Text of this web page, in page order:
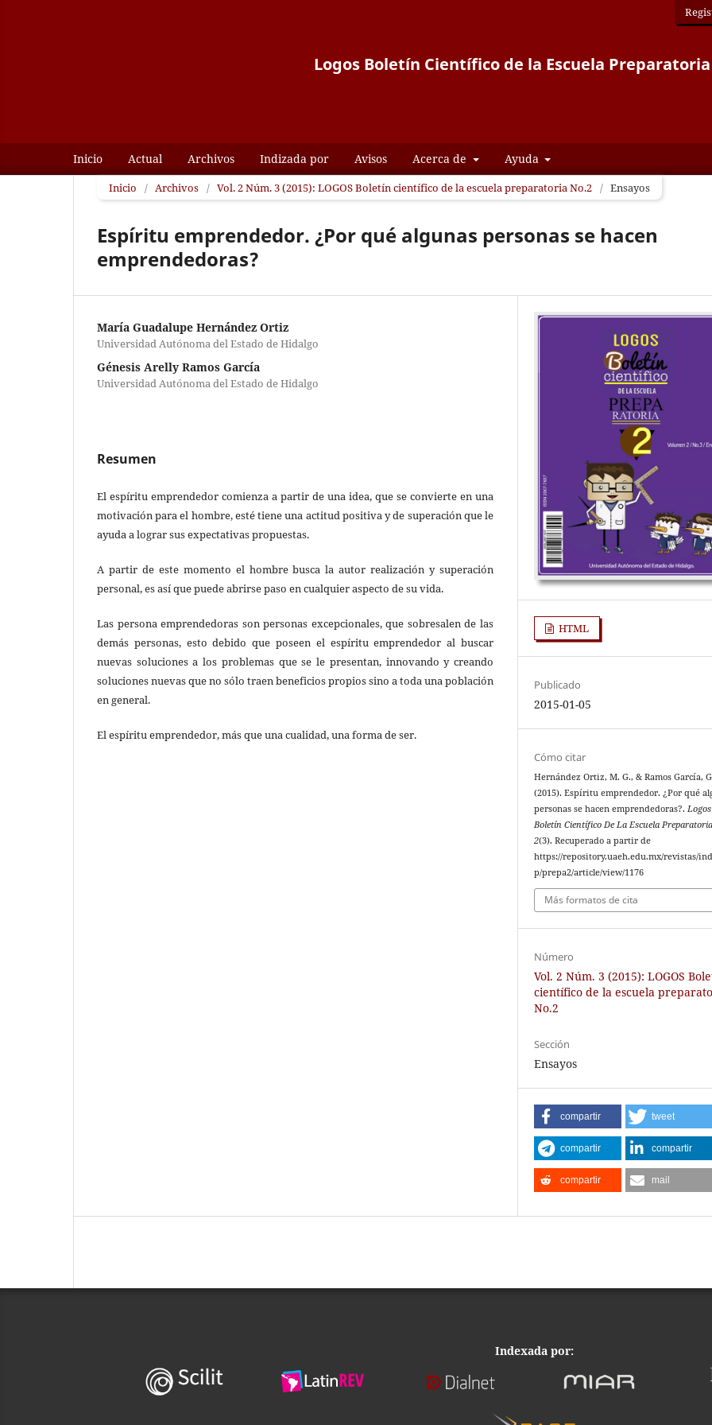
Logos Boletín Científico de la Escuela
Inicio Actual Archivos Indizada por Avisos Acerca de Ayuda
Inicio / Archivos / Vol. 2 Núm. 3 (2015): LOGOS Boletín científico de la escuela preparatoria No.2 / Ensayos
Espíritu emprendedor. ¿Por qué algunas personas se hacen
emprendedoras?
María Guadalupe Hernández Ortiz
Universidad Autónoma del Estado de Hidalgo
Génesis Arelly Ramos García
Universidad Autónoma del Estado de Hidalgo
Resumen
El espíritu emprendedor comienza a partir de una idea, que se convierte en una
motivación para el hombre, esté tiene una actitud positiva y de superación que le
ayuda a lograr sus expectativas propuestas.
A partir de este momento el hombre busca la autor realización y superación
personal, es así que puede abrirse paso en cualquier aspecto de su vida.
Las persona emprendedoras son personas excepcionales, que sobresalen de las
demás personas, esto debido que poseen el espíritu emprendedor al buscar
nuevas soluciones a los problemas que se le presentan, innovando y creando
soluciones nuevas que no sólo traen beneficios propios sino a toda una población
en general.
El espíritu emprendedor, más que una cualidad, una forma de ser.
HTML
Publicado
2015-01-05
Cómo citar
Hernández Ortiz, M. G., & Ramos García,
(2015). Espíritu emprendedor. ¿Por qué
personas se hacen emprendedoras?. Logos
Boletín Científico De La Escuela
2(3). Recuperado a partir de
https://repository.uaeh.edu.mx/revistas/
p/prepa2/article/view/1176
Más formatos de cita
Número
Vol. 2 Núm. 3 (2015): LOGOS
científico de la escuela
No.2
Sección
Ensayos
compartir tweet
compartir compartir
compartir mail
Indexada por: